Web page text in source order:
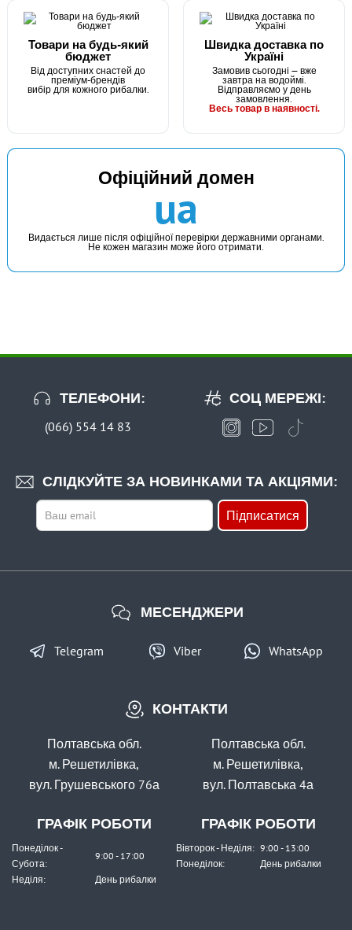
Товари на будь-який
бюджет
Від доступних снастей до
преміум-брендів
вибір для кожного рибалки.
Швидка доставка по
Україні
Замовив сьогодні — вже
завтра на водоймі.
Відправляємо у день
замовлення.
Весь товар в наявності.
Офіційний домен
ua
Видається лише після офіційної перевірки державними органами.
Не кожен магазин може його отримати.
ТЕЛЕФОНИ:
(066) 554 14 83
СЛІДКУЙТЕ ЗА НОВИНКАМИ ТА АКЦІЯМИ:
Підписатися
СОЦ МЕРЕЖІ:
КОНТАКТИ
Полтавська обл.
м. Решетилівка,
вул. Грушевського 76а
ГРАФІК РОБОТИ
Понеділок -
Субота:
9:00 - 17:00
Неділя:
День рибалки
Полтавська обл.
м. Решетилівка,
вул. Полтавська 4а
ГРАФІК РОБОТИ
Вівторок - Неділя: 9:00 - 13:00
Понеділок:
День рибалки
МЕСЕНДЖЕРИ
Telegram Viber WhatsApp